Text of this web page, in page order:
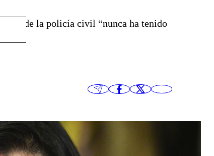
de la policía civil “nunca ha tenido